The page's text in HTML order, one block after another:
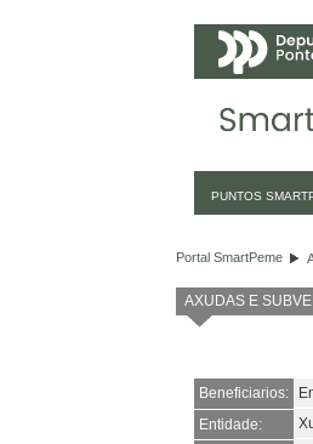
PUNTOS
Portal SmartPeme
AXUDAS E
Beneficiarios:
Entidade: